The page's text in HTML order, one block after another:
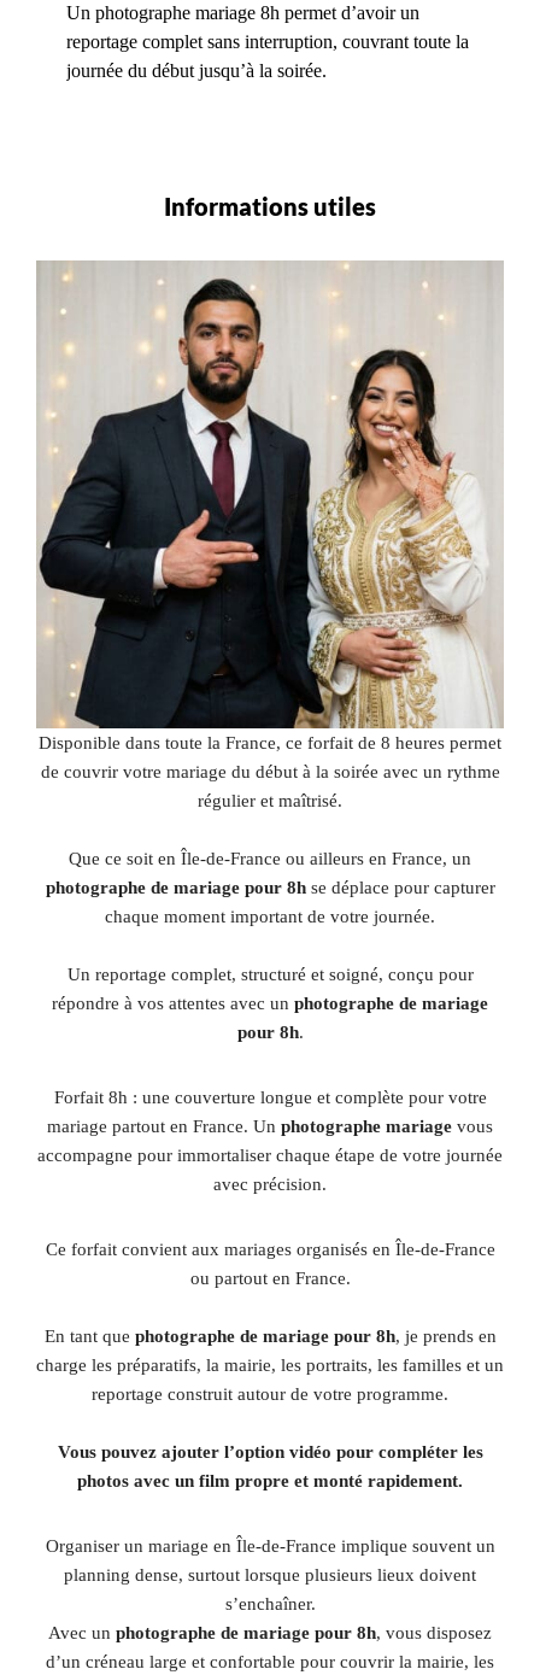
Un photographe mariage 8h permet d’avoir un
reportage complet sans interruption, couvrant toute la
journée du début jusqu’à la soirée.
Informations utiles
Disponible dans toute la France, ce forfait de 8 heures permet
de couvrir votre mariage du début à la soirée avec un rythme
régulier et maîtrisé.
Que ce soit en Île-de-France ou ailleurs en France, un
photographe de mariage pour 8hse déplace pour capturer
chaque moment important de votre journée.
Un reportage complet, structuré et soigné, conçu pour
répondre à vos attentes avec un photographe de mariage
pour 8h.
Forfait 8h : une couverture longue et complète pour votre
mariage partout en France. Un photographe mariage vous
accompagne pour immortaliser chaque étape de votre journée
avec précision.
Ce forfait convient aux mariages organisés en Île-de-France
ou partout en France.
En tant que photographe de mariage pour 8h, je prends en
charge les préparatifs, la mairie, les portraits, les familles et un
reportage construit autour de votre programme.
Vous pouvez ajouter l’option vidéo pour compléter les
photos avec un film propre et monté rapidement.
Organiser un mariage en Île-de-France implique souvent un
planning dense, surtout lorsque plusieurs lieux doivent
s’enchaîner.
Avec un photographe de mariage pour 8h, vous disposez
d’un créneau large et confortable pour couvrir la mairie, les